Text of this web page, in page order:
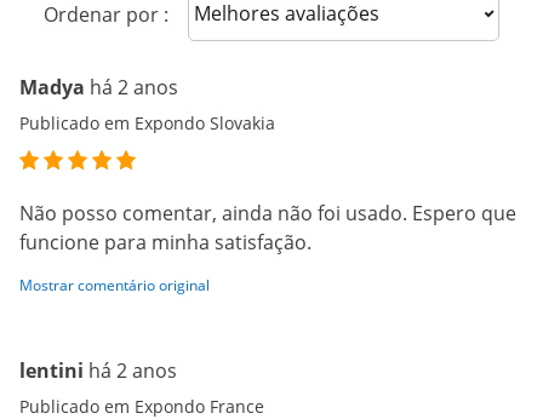
Ordenar por : Sort reviews
Madya há 2 anos
Publicado em Expondo Slovakia
Não posso comentar, ainda não foi usado. Espero que
funcione para minha satisfação.
Mostrar comentário original
lentini há 2 anos
Publicado em Expondo France